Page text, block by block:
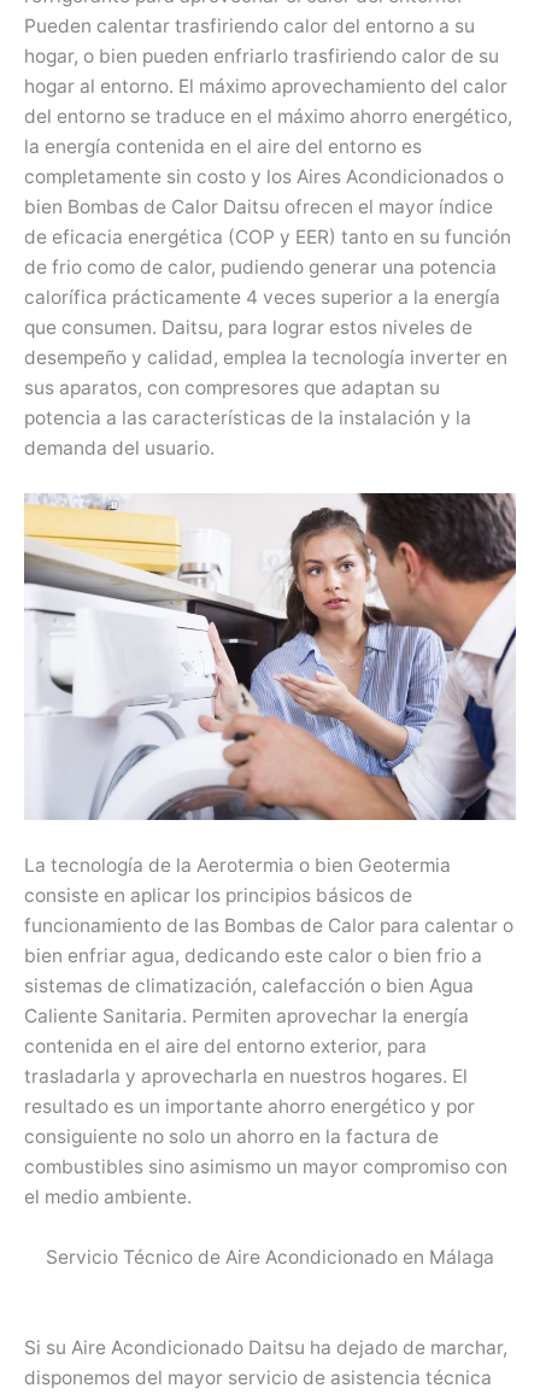
Pueden calentar trasfiriendo calor del entorno a su
hogar, o bien pueden enfriarlo trasfiriendo calor de su
hogar al entorno. El máximo aprovechamiento del calor
del entorno se traduce en el máximo ahorro energético,
la energía contenida en el aire del entorno es
completamente sin costo y los Aires Acondicionados o
bien Bombas de Calor Daitsu ofrecen el mayor índice
de eficacia energética (COP y EER) tanto en su función
de frio como de calor, pudiendo generar una potencia
calorífica prácticamente 4 veces superior a la energía
que consumen. Daitsu, para lograr estos niveles de
desempeño y calidad, emplea la tecnología inverter en
sus aparatos, con compresores que adaptan su
potencia a las características de la instalación y la
demanda del usuario.
La tecnología de la Aerotermia o bien Geotermia
consiste en aplicar los principios básicos de
funcionamiento de las Bombas de Calor para calentar o
bien enfriar agua, dedicando este calor o bien frio a
sistemas de climatización, calefacción o bien Agua
Caliente Sanitaria. Permiten aprovechar la energía
contenida en el aire del entorno exterior, para
trasladarla y aprovecharla en nuestros hogares. El
resultado es un importante ahorro energético y por
consiguiente no solo un ahorro en la factura de
combustibles sino asimismo un mayor compromiso con
el medio ambiente.
Servicio Técnico de Aire Acondicionado en Málaga
Si su Aire Acondicionado Daitsu ha dejado de marchar,
disponemos del mayor servicio de asistencia técnica